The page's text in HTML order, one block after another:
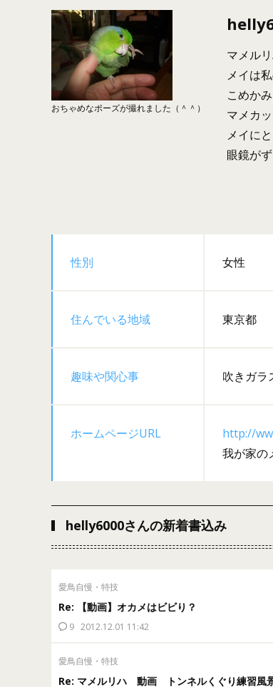
おちゃめなポーズが撮れました（＾＾）
マメル
メイは
こめか
マメカ
メイに
眼鏡が
性別 女性
住んでいる地域 東京都
趣味や関心事 吹きガラ
ホームページURL
http://
我が家の
helly6000さんの新着書込み
愛鳥自慢・特技
Re: 【動画】オカメはビビり？
9 2012.12.01 11:42
愛鳥自慢・特技
Re: マメルリハ 動画 トンネルくぐり練習風